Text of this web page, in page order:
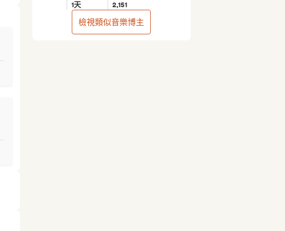
1天 2,151
檢視類似音樂博主